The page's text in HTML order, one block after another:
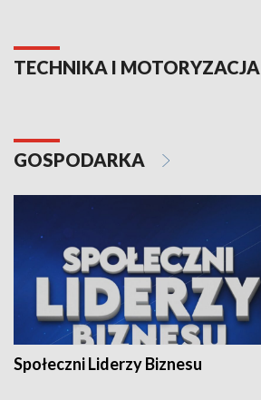
TECHNIKA I MOTORYZACJA
GOSPODARKA
Społeczni Liderzy Biznesu